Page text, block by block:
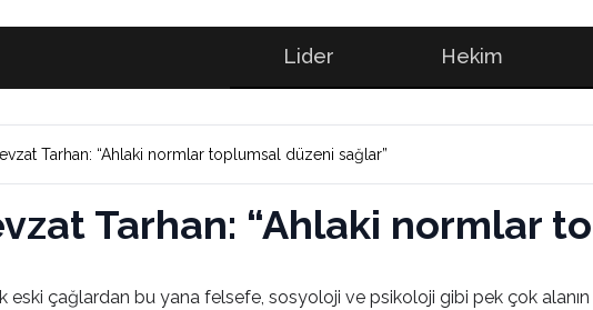
Lider Hekim
Tarhan: “Ahlaki normlar toplumsal düzeni sağlar”
Tarhan: “Ahlaki normlar
eski çağlardan bu yana felsefe, sosyoloji ve psikoloji gibi pek çok